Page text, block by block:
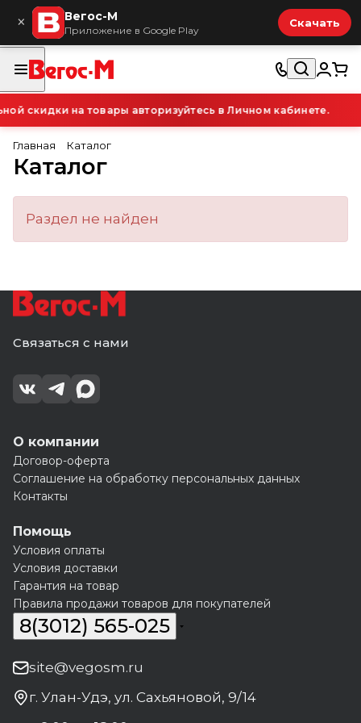
× Вегос-М
Приложение в Google Play
Скачать
скидки на товары авторизуйтесь в Личном кабинете.
Главная Каталог
Каталог
Раздел не найден
Связаться с нами
О компании
Договор-оферта
Соглашение на обработку персональных данных
Контакты
Помощь
Условия оплаты
Условия доставки
Гарантия на товар
Правила продажи товаров для покупателей
8(3012) 565-025
site@vegosm.ru
г. Улан-Удэ, ул. Сахьяновой, 9/14